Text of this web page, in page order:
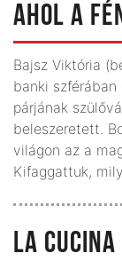
AHOL A
Bajsz Viktória
banki
párjának
beleszeretett.
világon az a
Kifaggattuk,
LA